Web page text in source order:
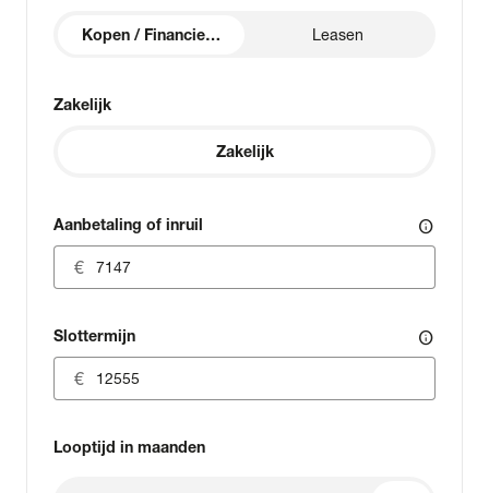
Kopen / Financieren Leasen
Zakelijk
Zakelijk
Aanbetaling of inruil info
Slottermijn info
Looptijd in maanden